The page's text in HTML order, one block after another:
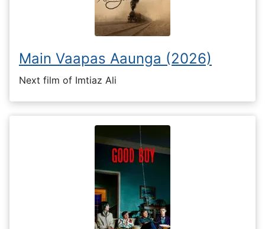
Main Vaapas Aaunga (2026)
Next film of Imtiaz Ali